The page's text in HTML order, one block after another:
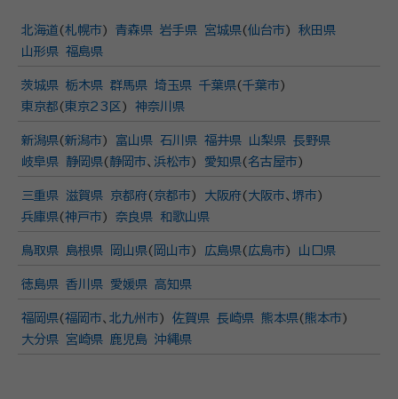
北海道 (札幌市) 青森県 岩手県 宮城県(仙台市)
秋田県
山形県 福島県
茨城県 栃木県 群馬県 埼玉県 千葉県(千葉市)
東京都 ( 東京23区 ) 神奈川県
新潟県(新潟市) 富山県 石川県 福井県 山梨県 長野県
岐阜県
静岡県( 静岡市、 浜松市) 愛知県( 名古屋市)
三重県 滋賀県 京都府( 京都市) 大阪府( 大阪市、 堺市)
兵庫県(神戸市) 奈良県 和歌山県
鳥取県 島根県 岡山県( 岡山市) 広島県( 広島市) 山口県
徳島県 香川県 愛媛県 高知県
福岡県(福岡市、 北九州市) 佐賀県 長崎県 熊本県(熊本市)
大分県
宮崎県 鹿児島 沖縄県